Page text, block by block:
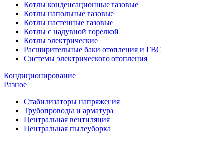
Котлы конденсационные газовые
Котлы напольные газовые
Котлы настенные газовые
Котлы с надувной горелкой
Котлы электрические
Расширительные баки отопления и ГВС
Системы электрического отопления
Кондиционирование
Разное
Стабилизаторы напряжения
Трубопроводы и арматура
Центральная вентиляция
Центральная пылеуборка